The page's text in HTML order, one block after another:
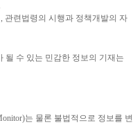
관련법령의 시행과 정책개발의 자
될 수 있는 민감한 정보의 기재는
는 물론 불법적으로 정보를 변